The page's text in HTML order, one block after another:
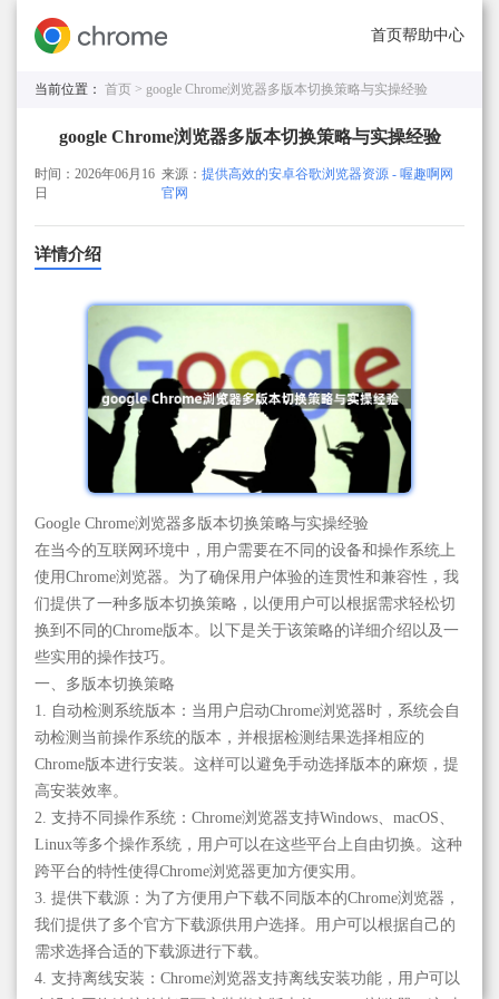
首页帮助中心
当前位置： 首页 > google Chrome浏览器多版本切换策略与实操经验
google Chrome浏览器多版本切换策略与实操经验
时间：2026年06月16
日
来源：提供高效的安卓谷歌浏览器资源 - 喔趣啊网
官网
详情介绍
Google Chrome浏览器多版本切换策略与实操经验
在当今的互联网环境中，用户需要在不同的设备和操作系统上
使用Chrome浏览器。为了确保用户体验的连贯性和兼容性，我
们提供了一种多版本切换策略，以便用户可以根据需求轻松切
换到不同的Chrome版本。以下是关于该策略的详细介绍以及一
些实用的操作技巧。
一、多版本切换策略
1. 自动检测系统版本：当用户启动Chrome浏览器时，系统会自
动检测当前操作系统的版本，并根据检测结果选择相应的
Chrome版本进行安装。这样可以避免手动选择版本的麻烦，提
高安装效率。
2. 支持不同操作系统：Chrome浏览器支持Windows、macOS、
Linux等多个操作系统，用户可以在这些平台上自由切换。这种
跨平台的特性使得Chrome浏览器更加方便实用。
3. 提供下载源：为了方便用户下载不同版本的Chrome浏览器，
我们提供了多个官方下载源供用户选择。用户可以根据自己的
需求选择合适的下载源进行下载。
4. 支持离线安装：Chrome浏览器支持离线安装功能，用户可以